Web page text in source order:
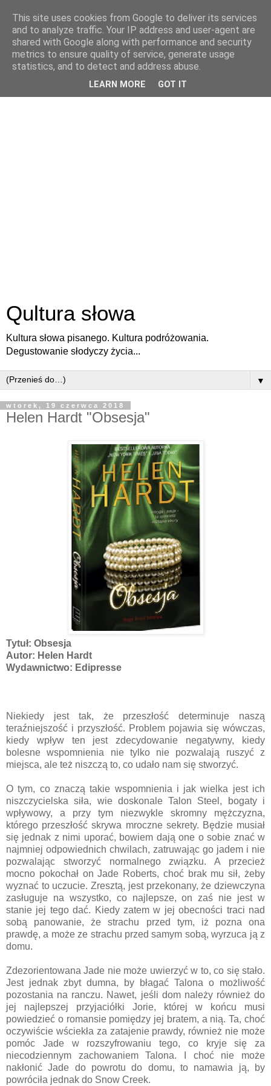
Qultura słowa
Kultura słowa pisanego. Kultura podróżowania.
Degustowanie słodyczy życia...
▼
wtorek, 19 czerwca 2018
Helen Hardt "Obsesja"
Tytuł: Obsesja
Autor: Helen Hardt
Wydawnictwo: Edipresse
Niekiedy jest tak, że przeszłość determinuje naszą
teraźniejszość i przyszłość. Problem pojawia się wówczas,
kiedy wpływ ten jest zdecydowanie negatywny, kiedy
bolesne wspomnienia nie tylko nie pozwalają ruszyć z
miejsca, ale też niszczą to, co udało nam się stworzyć.
O tym, co znaczą takie wspomnienia i jak wielka jest ich
niszczycielska siła, wie doskonale Talon Steel, bogaty i
wpływowy, a przy tym niezwykle skromny mężczyzna,
którego przeszłość skrywa mroczne sekrety. Będzie musiał
się jednak z nimi uporać, bowiem dają one o sobie znać w
najmniej odpowiednich chwilach, zatruwając go jadem i nie
pozwalając stworzyć normalnego związku. A przecież
mocno pokochał on Jade Roberts, choć brak mu sił, żeby
wyznać to uczucie. Zresztą, jest przekonany, że dziewczyna
zasługuje na wszystko, co najlepsze, on zaś nie jest w
stanie jej tego dać. Kiedy zatem w jej obecności traci nad
sobą panowanie, że strachu przed tym, iż pozna ona
prawdę, a może ze strachu przed samym sobą, wyrzuca ją z
domu.
Zdezorientowana Jade nie może uwierzyć w to, co się stało.
Jest jednak zbyt dumna, by błagać Talona o możliwość
pozostania na ranczu. Nawet, jeśli dom należy również do
jej najlepszej przyjaciółki Jorie, której w końcu musi
powiedzieć o romansie pomiędzy jej bratem, a nią. Ta, choć
oczywiście wściekła za zatajenie prawdy, również nie może
pomóc Jade w rozszyfrowaniu tego, co kryje się za
niecodziennym zachowaniem Talona. I choć nie może
nakłonić Jade do powrotu do domu, to namawia ją, by
powróciła jednak do Snow Creek.
This site uses cookies from Google to deliver its services
and to analyze traffic. Your IP address and user-agent are
shared with Google along with performance and security
metrics to ensure quality of service, generate usage
statistics, and to detect and address abuse.
LEARN MORE GOT IT